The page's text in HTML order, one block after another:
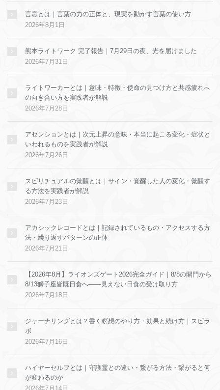
言霊とは｜言葉の力の正体と、現実を動かす言葉の使い方
2026年8月1日
熊本ライトワーク 完了報告｜7月29日の夜、光を届けました
2026年7月31日
ライトワーカーとは｜意味・特徴・使命の見つけ方と共感疲れへ
の向き合い方を実践者が解説
2026年7月28日
アセンションとは｜次元上昇の意味・本当に起こる変化・症状と
いわれるものを実践者が解説
2026年7月26日
スピリチュアルの覚醒とは｜サイン・覚醒した人の変化・覚醒す
る方法を実践者が解説
2026年7月23日
アカシックレコードとは｜記録されているもの・アクセスする方
法・繰り返すパターンの正体
2026年7月21日
【2026年8月】ライオンズゲート2026完全ガイド｜8/8の開門から
8/13獅子座皆既日食へ——見えない日食の受け取り方
2026年7月18日
ジャーナリングとは？書く瞑想のやり方・効果と続け方｜スピラ
ボ
2026年7月16日
ハイヤーセルフとは｜守護霊との違い・繋がる方法・繋がると何
が変わるのか
2026年7月14日